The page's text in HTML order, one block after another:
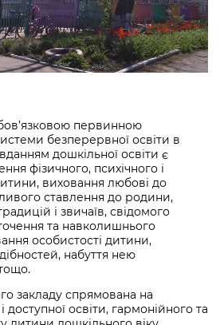
первинною
безперервної освіти в
дошкільної освіти є
фізичного, психічного і
виховання любові до
ставлення до родини,
і звичаїв, свідомого
та навколишнього
особистості дитини,
набуття нею
закладу спрямована на
доступної освіти, гармонійного та